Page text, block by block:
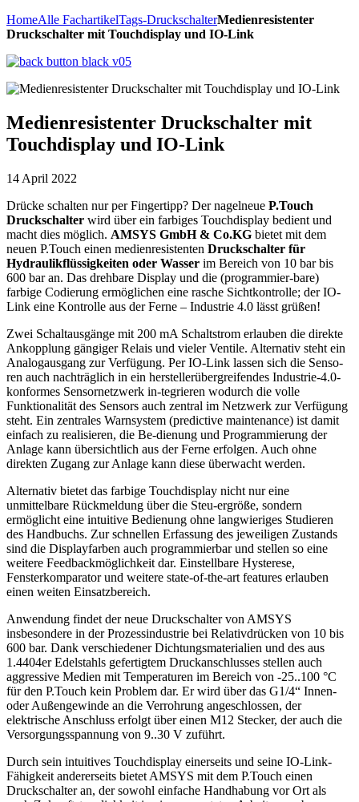
HomeAlle FachartikelTags-DruckschalterMedienresistenter
Druckschalter mit Touchdisplay und IO-Link
Medienresistenter Druckschalter mit
Touchdisplay und IO-Link
14 April 2022
Drücke schalten nur per Fingertipp? Der nagelneue P.Touch
Druckschalter wird über ein farbiges Touchdisplay bedient und
macht dies möglich. AMSYS GmbH & Co.KG bietet mit dem
neuen P.Touch einen medienresistenten Druckschalter für
Hydraulikflüssigkeiten oder Wasser im Bereich von 10 bar bis
600 bar an. Das drehbare Display und die (programmier-bare)
farbige Codierung ermöglichen eine rasche Sichtkontrolle; der IO-
Link eine Kontrolle aus der Ferne – Industrie 4.0 lässt grüßen!
Zwei Schaltausgänge mit 200 mA Schaltstrom erlauben die direkte
Ankopplung gängiger Relais und vieler Ventile. Alternativ steht ein
Analogausgang zur Verfügung. Per IO-Link lassen sich die Senso-
ren auch nachträglich in ein herstellerübergreifendes Industrie-4.0-
konformes Sensornetzwerk in-tegrieren wodurch die volle
Funktionalität des Sensors auch zentral im Netzwerk zur Verfügung
steht. Ein zentrales Warnsystem (predictive maintenance) ist damit
einfach zu realisieren, die Be-dienung und Programmierung der
Anlage kann übersichtlich aus der Ferne erfolgen. Auch ohne
direkten Zugang zur Anlage kann diese überwacht werden.
Alternativ bietet das farbige Touchdisplay nicht nur eine
unmittelbare Rückmeldung über die Steu-ergröße, sondern
ermöglicht eine intuitive Bedienung ohne langwieriges Studieren
des Handbuchs. Zur schnellen Erfassung des jeweiligen Zustands
sind die Displayfarben auch programmierbar und stellen so eine
weitere Feedbackmöglichkeit dar. Einstellbare Hysterese,
Fensterkomparator und weitere state-of-the-art features erlauben
einen weiten Einsatzbereich.
Anwendung findet der neue Druckschalter von AMSYS
insbesondere in der Prozessindustrie bei Relativdrücken von 10 bis
600 bar. Dank verschiedener Dichtungsmaterialien und des aus
1.4404er Edelstahls gefertigtem Druckanschlusses stellen auch
aggressive Medien mit Temperaturen im Bereich von -25..100 °C
für den P.Touch kein Problem dar. Er wird über das G1/4“ Innen-
oder Außengewinde an die Verrohrung angeschlossen, der
elektrische Anschluss erfolgt über einen M12 Stecker, der auch die
Versorgungsspannung von 9..30 V zuführt.
Durch sein intuitives Touchdisplay einerseits und seine IO-Link-
Fähigkeit andererseits bietet AMSYS mit dem P.Touch einen
Druckschalter an, der sowohl einfache Handhabung vor Ort als